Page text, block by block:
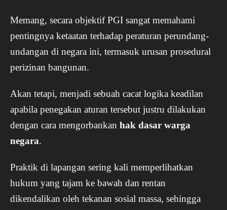
Memang, secara objektif PGI sangat memahami
pentingnya ketaatan terhadap peraturan perundang-
undangan di negara ini, termasuk urusan prosedural
perizinan bangunan.
Akan tetapi, menjadi sebuah cacat logika keadilan
apabila penegakan aturan tersebut justru dilakukan
dengan cara mengorbankan hak dasar warga
negara.
Praktik di lapangan sering kali memperlihatkan
hukum yang tajam ke bawah dan rentan
dikendalikan oleh tekanan sosial massa, sehingga